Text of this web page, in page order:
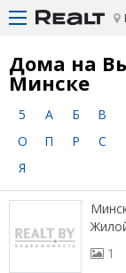
Дома на
Минске
5 А Б В
О
П Р С
Я
1